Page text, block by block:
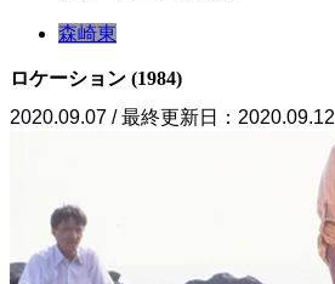
森崎東
ロケーション (1984)
2020.09.07 / 最終更新日：2020.09.12